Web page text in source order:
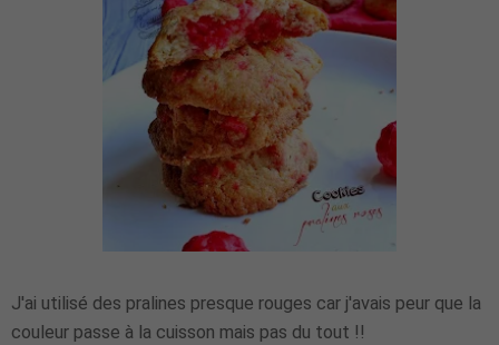
J'ai utilisé des pralines presque rouges car j'avais peur que la
couleur passe à la cuisson mais pas du tout !!